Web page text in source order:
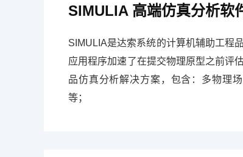
SIMULIA 高端仿真分析软
SIMULIA是达索系统的计算机辅助工程
应用程序加速了在提交物理原型之前评
品仿真分析解决方案，包含：多物理
等；